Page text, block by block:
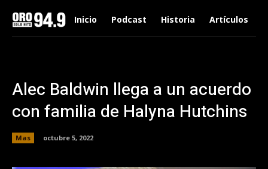
Inicio Podcast Historia Artículos
Alec Baldwin llega a un acuerdo
con familia de Halyna Hutchins
Mas octubre 5, 2022